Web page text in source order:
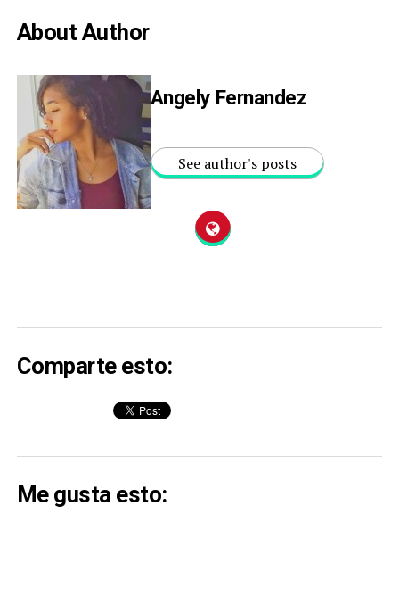
About Author
Angely Fernandez
See author's posts
Comparte esto:
Me gusta esto: